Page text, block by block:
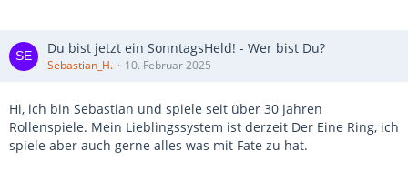
Du bist jetzt ein SonntagsHeld! - Wer bist Du?
Sebastian_H. 10. Februar 2025
Hi, ich bin Sebastian und spiele seit über 30 Jahren
Rollenspiele. Mein Lieblingssystem ist derzeit Der Eine Ring, ich
spiele aber auch gerne alles was mit Fate zu hat.